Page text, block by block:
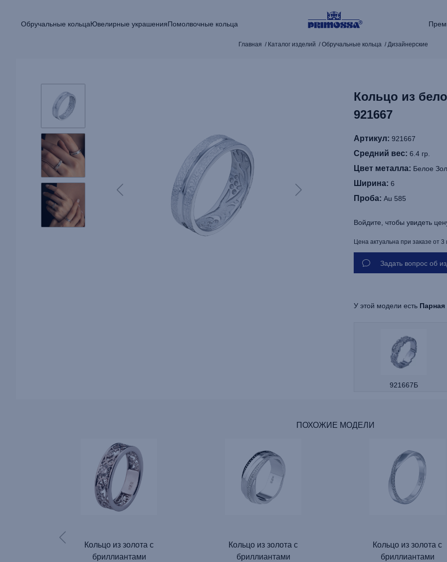
Обручальные кольцаЮвелирные украшенияПомолвочные кольца
Главная Каталог изделий Обручальные кольца Дизайнерские
Кольцо из
921667
Артикул: 921667
Средний вес: 6.4 гр.
Цвет металла: Белое
Ширина: 6
Проба: Au 585
Войдите, чтобы увидеть
Цена актуальна при заказе от 3
Задать вопрос об
У этой модели есть
921667Б
ПОХОЖИЕ МОДЕЛИ
Кольцо из золота с
бриллиантами
Кольцо из золота с
бриллиантами
Кольцо из золота с
бриллиантами